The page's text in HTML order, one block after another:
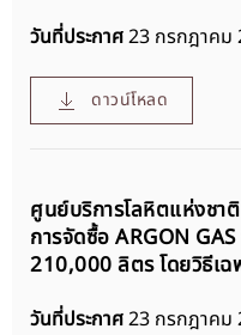
วันที่ประกาศ23 กรกฎาคม
ดาวน์โหลด
ศูนย์บริการโลหิตแห่งชา
การจัดซื้อ ARGON
210,000 ลิตร โดยวิธีเฉพ
วันที่ประกาศ23 กรกฎาคม